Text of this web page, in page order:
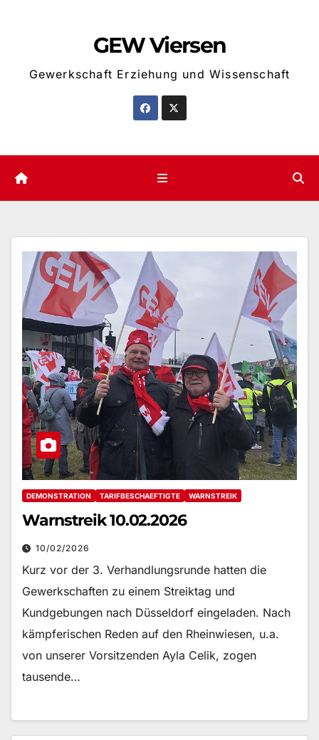
GEW Viersen
Gewerkschaft Erziehung und Wissenschaft
DEMONSTRATION TARIFBESCHAEFTIGTE WARNSTREIK
Warnstreik 10.02.2026
10/02/2026
Kurz vor der 3. Verhandlungsrunde hatten die
Gewerkschaften zu einem Streiktag und
Kundgebungen nach Düsseldorf eingeladen. Nach
kämpferischen Reden auf den Rheinwiesen, u.a.
von unserer Vorsitzenden Ayla Celik, zogen
tausende…